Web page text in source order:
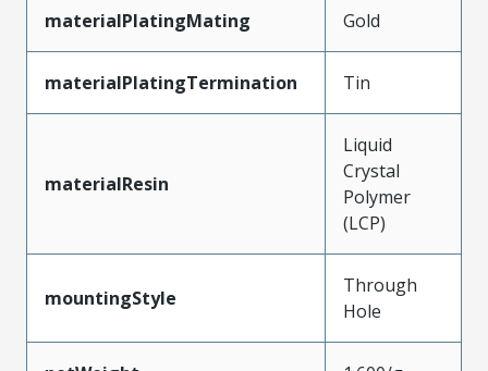
materialPlatingMating Gold
materialPlatingTermination Tin
materialResin
Liquid
Crystal
Polymer
(LCP)
mountingStyle
Through
Hole